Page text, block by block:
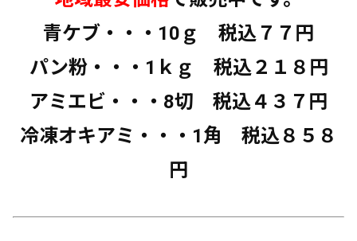
青ケブ・・・10ｇ 税込７７円
パン粉・・・1ｋｇ 税込２１８円
アミエビ・・・8切 税込４３７円
冷凍オキアミ・・・1角 税込８５８
円